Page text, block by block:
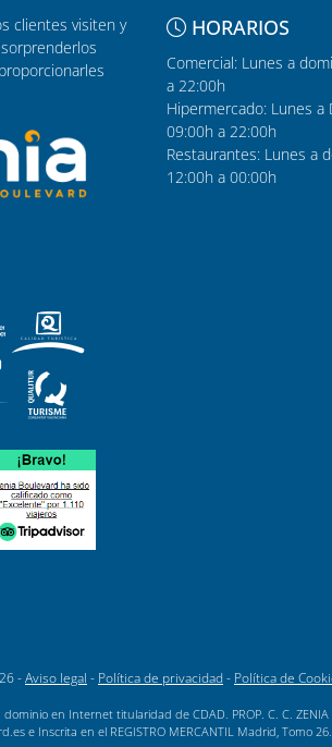
clientes visiten y
HORARIOS
Comercial: Lunes a
a 22:00h
Hipermercado: Lunes a
09:00h a 22:00h
Restaurantes: Lunes a
12:00h a 00:00h
-Aviso legal - Política de privacidad- Política de
en Internet titularidad de CDAD. PROP. C. C.
e Inscrita en el REGISTRO MERCANTIL Madrid, Tomo